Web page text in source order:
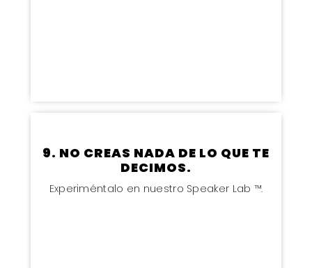
9. NO CREAS NADA DE LO QUE TE
DECIMOS.
Experiméntalo en nuestro Speaker Lab ™.